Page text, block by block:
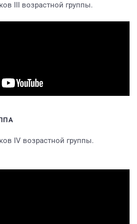
III возрастной группы.
IV возрастной группы.